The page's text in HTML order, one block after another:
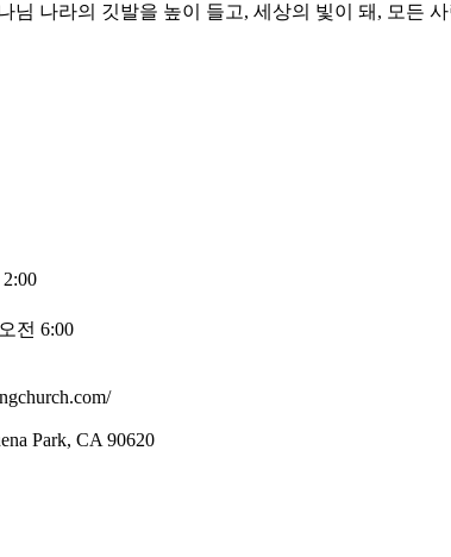
님 나라의 깃발을 높이 들고, 세상의 빛이 돼, 모든
전 6:00
Park, CA 90620